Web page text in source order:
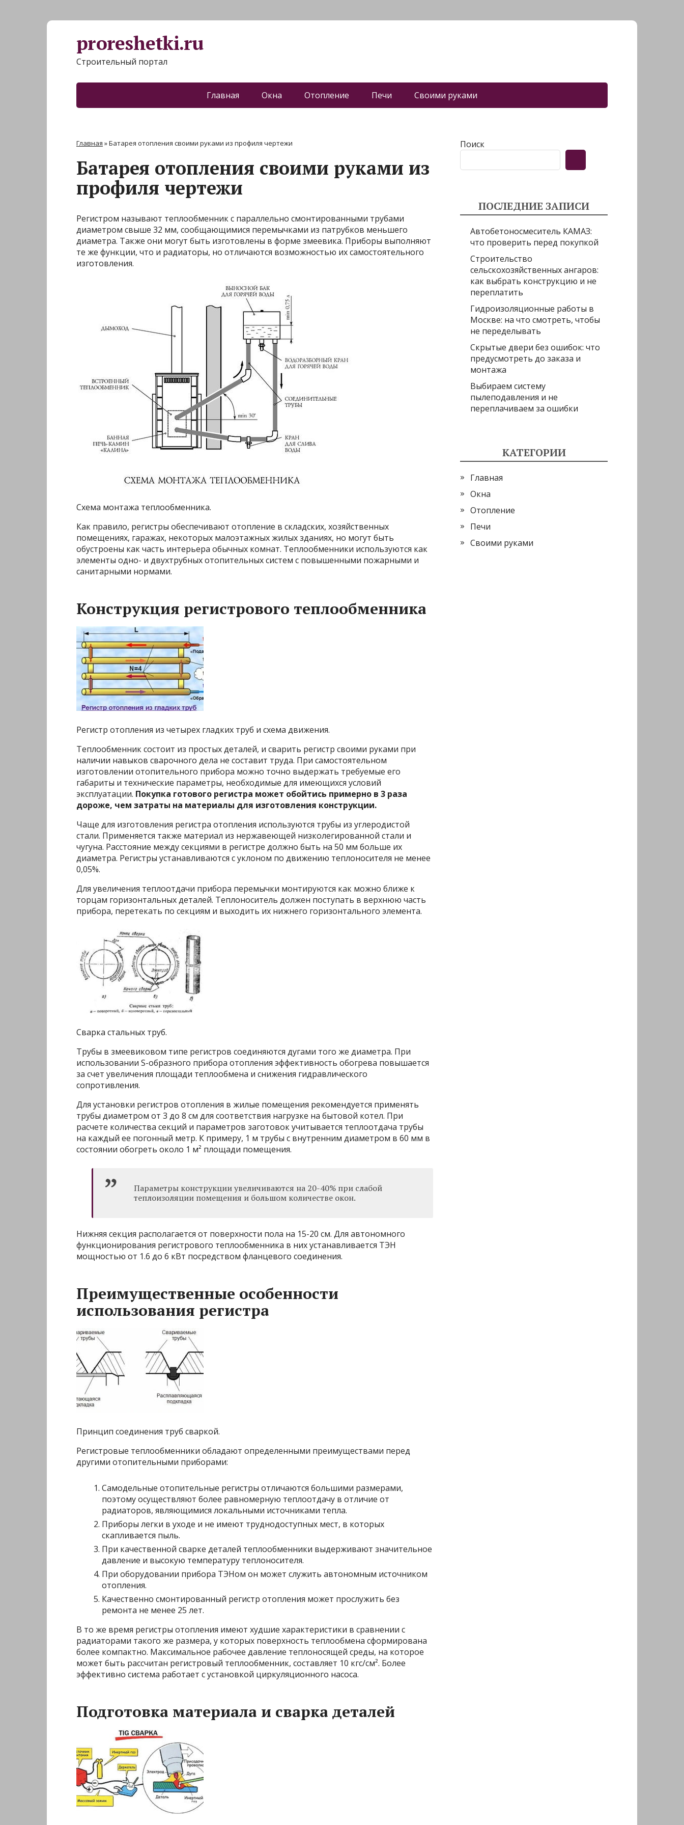
proreshetki.ru
Строительный портал
Главная Окна Отопление Печи Своими руками
Главная »Батарея отопления своими руками из профиля чертежи
Батарея отопления своими руками из
профиля чертежи
Регистром называют теплообменник с параллельно смонтированными трубами
диаметром свыше 32 мм, сообщающимися перемычками из патрубков меньшего
диаметра. Также они могут быть изготовлены в форме змеевика. Приборы выполняют
те же функции, что и радиаторы, но отличаются возможностью их самостоятельного
изготовления.
Схема монтажа теплообменника.
Как правило, регистры обеспечивают отопление в складских, хозяйственных
помещениях, гаражах, некоторых малоэтажных жилых зданиях, но могут быть
обустроены как часть интерьера обычных комнат. Теплообменники используются как
элементы одно- и двухтрубных отопительных систем с повышенными пожарными и
санитарными нормами.
Конструкция регистрового теплообменника
Регистр отопления из четырех гладких труб и схема движения.
Теплообменник состоит из простых деталей, и сварить регистр своими руками при
наличии навыков сварочного дела не составит труда. При самостоятельном
изготовлении отопительного прибора можно точно выдержать требуемые его
габариты и технические параметры, необходимые для имеющихся условий
эксплуатации. Покупка готового регистра может обойтись примерно в 3 раза
дороже, чем затраты на материалы для изготовления конструкции.
Чаще для изготовления регистра отопления используются трубы из углеродистой
стали. Применяется также материал из нержавеющей низколегированной стали и
чугуна. Расстояние между секциями в регистре должно быть на 50 мм больше их
диаметра. Регистры устанавливаются с уклоном по движению теплоносителя не менее
0,05%.
Для увеличения теплоотдачи прибора перемычки монтируются как можно ближе к
торцам горизонтальных деталей. Теплоноситель должен поступать в верхнюю часть
прибора, перетекать по секциям и выходить их нижнего горизонтального элемента.
Сварка стальных труб.
Трубы в змеевиковом типе регистров соединяются дугами того же диаметра. При
использовании S-образного прибора отопления эффективность обогрева повышается
за счет увеличения площади теплообмена и снижения гидравлического
сопротивления.
Для установки регистров отопления в жилые помещения рекомендуется применять
трубы диаметром от 3 до 8 см для соответствия нагрузке на бытовой котел. При
расчете количества секций и параметров заготовок учитывается теплоотдача трубы
на каждый ее погонный метр. К примеру, 1 м трубы с внутренним диаметром в 60 мм в
состоянии обогреть около 1 м² площади помещения.
Параметры конструкции увеличиваются на 20-40% при слабой
теплоизоляции помещения и большом количестве окон.
Нижняя секция располагается от поверхности пола на 15-20 см. Для автономного
функционирования регистрового теплообменника в них устанавливается ТЭН
мощностью от 1.6 до 6 кВт посредством фланцевого соединения.
Преимущественные особенности
использования регистра
Принцип соединения труб сваркой.
Регистровые теплообменники обладают определенными преимуществами перед
другими отопительными приборами:
Самодельные отопительные регистры отличаются большими размерами,
поэтому осуществляют более равномерную теплоотдачу в отличие от
радиаторов, являющимися локальными источниками тепла.
Приборы легки в уходе и не имеют труднодоступных мест, в которых
скапливается пыль.
При качественной сварке деталей теплообменники выдерживают значительное
давление и высокую температуру теплоносителя.
При оборудовании прибора ТЭНом он может служить автономным источником
отопления.
Качественно смонтированный регистр отопления может прослужить без
ремонта не менее 25 лет.
В то же время регистры отопления имеют худшие характеристики в сравнении с
радиаторами такого же размера, у которых поверхность теплообмена сформирована
более компактно. Максимальное рабочее давление теплоносящей среды, на которое
может быть рассчитан регистровый теплообменник, составляет 10 кгс/см². Более
эффективно система работает с установкой циркуляционного насоса.
Подготовка материала и сварка деталей
Поиск
ПОСЛЕДНИЕ ЗАПИСИ
Автобетоносмеситель КАМАЗ:
что проверить перед покупкой
Строительство
сельскохозяйственных ангаров:
как выбрать конструкцию и не
переплатить
Гидроизоляционные работы в
Москве: на что смотреть, чтобы
не переделывать
Скрытые двери без ошибок: что
предусмотреть до заказа и
монтажа
Выбираем систему
пылеподавления и не
переплачиваем за ошибки
КАТЕГОРИИ
Главная
Окна
Отопление
Печи
Своими руками